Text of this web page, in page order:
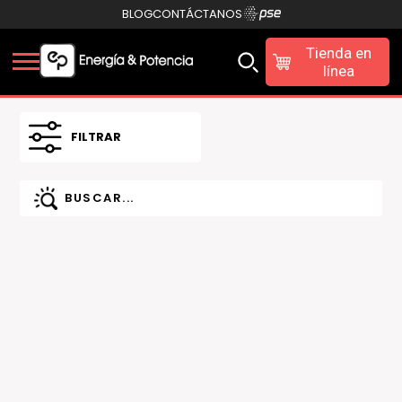
BLOGCONTÁCTANOS
Tienda en
línea
FILTRAR